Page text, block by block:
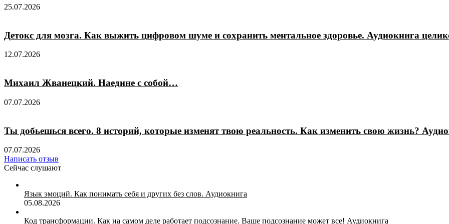
25.07.2026
Детокс для мозга. Как выжить цифровом шуме и сохранить ментальное здоровье. Аудиокнига
12.07.2026
Михаил Жванецкий. Наедине с собой…
07.07.2026
Ты добьешься всего. 8 историй, которые изменят твою реальность. Как изменить свою жизнь?
07.07.2026
Написать отзыв
Сейчас слушают
Язык эмоций. Как понимать себя и других без слов. Аудиокнига
05.08.2026
Код трансформации. Как на самом деле работает подсознание. Ваше подсознание может все! Аудиокнига